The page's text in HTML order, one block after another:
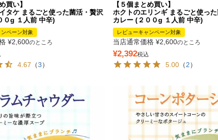
買い】
タケ まるごと使った菌活・贅沢
０g １人前 中辛)
ペーン対象
¥2,600のところ
4.67 （3）
【５個まとめ買い】
ホクトのエリンギ まるごと使っ
カレー (２００g １人前 中辛)
レビューキャンペーン対象
当店通常価格 ¥2,600のところ
¥2,392税込
5.00 （2）